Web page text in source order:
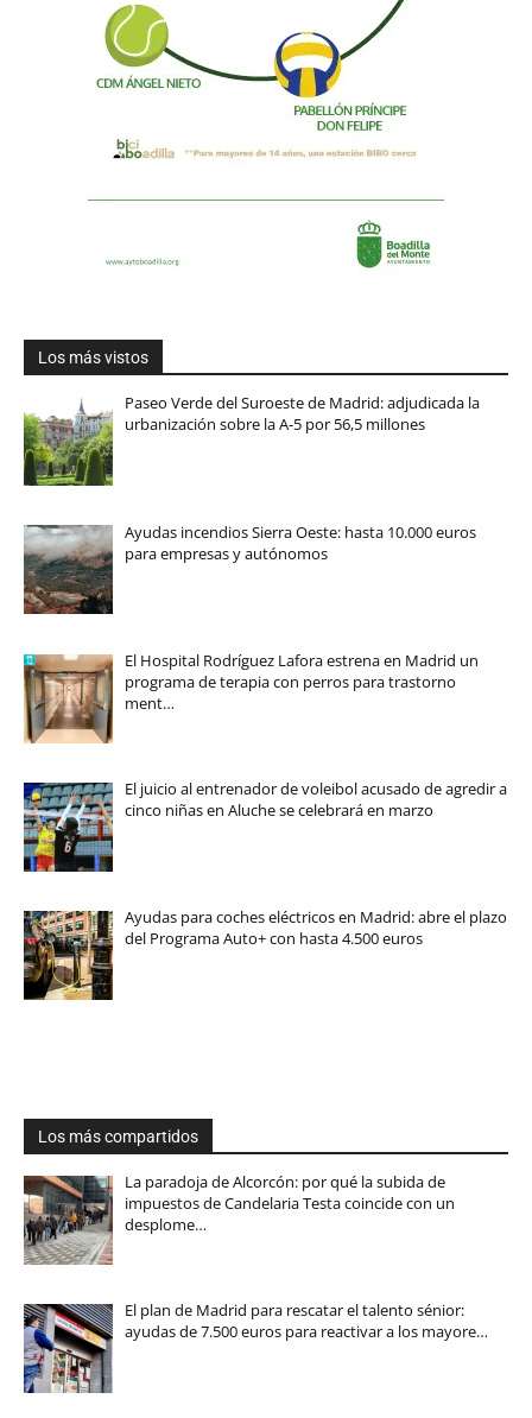
Los más vistos
Paseo Verde del Suroeste de Madrid: adjudicada la
urbanización sobre la A-5 por 56,5 millones
Ayudas incendios Sierra Oeste: hasta 10.000 euros
para empresas y autónomos
El Hospital Rodríguez Lafora estrena en Madrid un
programa de terapia con perros para trastorno
ment…
El juicio al entrenador de voleibol acusado de agredir a
cinco niñas en Aluche se celebrará en marzo
Ayudas para coches eléctricos en Madrid: abre el plazo
del Programa Auto+ con hasta 4.500 euros
Los más compartidos
La paradoja de Alcorcón: por qué la subida de
impuestos de Candelaria Testa coincide con un
desplome…
El plan de Madrid para rescatar el talento sénior:
ayudas de 7.500 euros para reactivar a los mayore…